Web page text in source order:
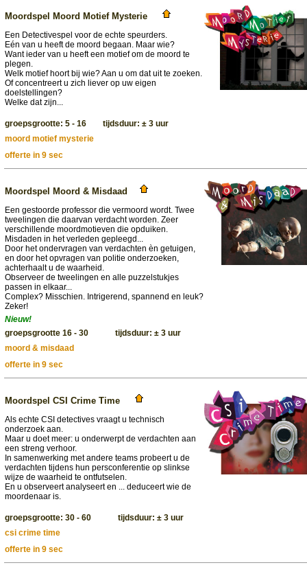
Moordspel Moord Motief Mysterie
Een Detectivespel voor de echte speurders.
Eén van u heeft de moord begaan. Maar wie?
Want ieder van u heeft een motief om de moord te
plegen.
Welk motief hoort bij wie? Aan u om dat uit te zoeken.
Of concentreert u zich liever op uw eigen
doelstellingen?
Welke dat zijn...
groepsgrootte: 5 - 16 tijdsduur: ± 3 uur
moord motief mysterie
offerte in 9 sec
Moordspel Moord & Misdaad
Een gestoorde professor die vermoord wordt. Twee
tweelingen die daarvan verdacht worden. Zeer
verschillende moordmotieven die opduiken.
Misdaden in het verleden gepleegd...
Door het ondervragen van verdachten èn getuigen,
en door het opvragen van politie onderzoeken,
achterhaalt u de waarheid.
Observeer de tweelingen en alle puzzelstukjes
passen in elkaar...
Complex? Misschien. Intrigerend, spannend en leuk?
Zeker!
Nieuw!
groepsgrootte 16 - 30 tijdsduur: ± 3 uur
moord & misdaad
offerte in 9 sec
Moordspel CSI Crime Time
Als echte CSI detectives vraagt u technisch
onderzoek aan.
Maar u doet meer: u onderwerpt de verdachten aan
een streng verhoor.
In samenwerking met andere teams probeert u de
verdachten tijdens hun persconferentie op slinkse
wijze de waarheid te ontfutselen.
En u observeert analyseert en ... deduceert wie de
moordenaar is.
groepsgrootte: 30 - 60 tijdsduur: ± 3 uur
csi crime time
offerte in 9 sec